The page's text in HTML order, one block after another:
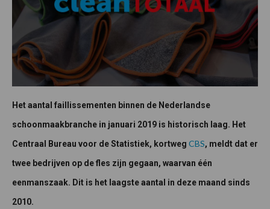
Het aantal faillissementen binnen de Nederlandse
schoonmaakbranche in januari 2019 is historisch laag. Het
Centraal Bureau voor de Statistiek, kortweg CBS, meldt dat er
twee bedrijven op de fles zijn gegaan, waarvan één
eenmanszaak. Dit is het laagste aantal in deze maand sinds
2010.